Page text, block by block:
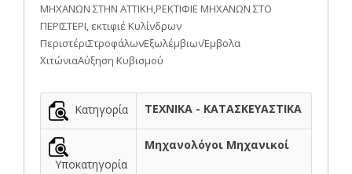
ΜΗΧΑΝΩΝ ΣΤΗΝ ΑΤΤΙΚΗ,ΡΕΚΤΙΦΙΕ ΜΗΧΑΝΩΝ ΣΤΟ
ΠΕΡΙΣΤΕΡΙ, εκτιφιέ Κυλίνδρων
ΠεριστέριΣτροφάλωνΕξωλέμβιωνΈμβολα
ΧιτώνιαΑύξηση Κυβισμού
Κατηγορία ΤΕΧΝΙΚΑ - ΚΑΤΑΣΚΕΥΑΣΤΙΚΑ
Υποκατηγορία
Μηχανολόγοι Μηχανικοί